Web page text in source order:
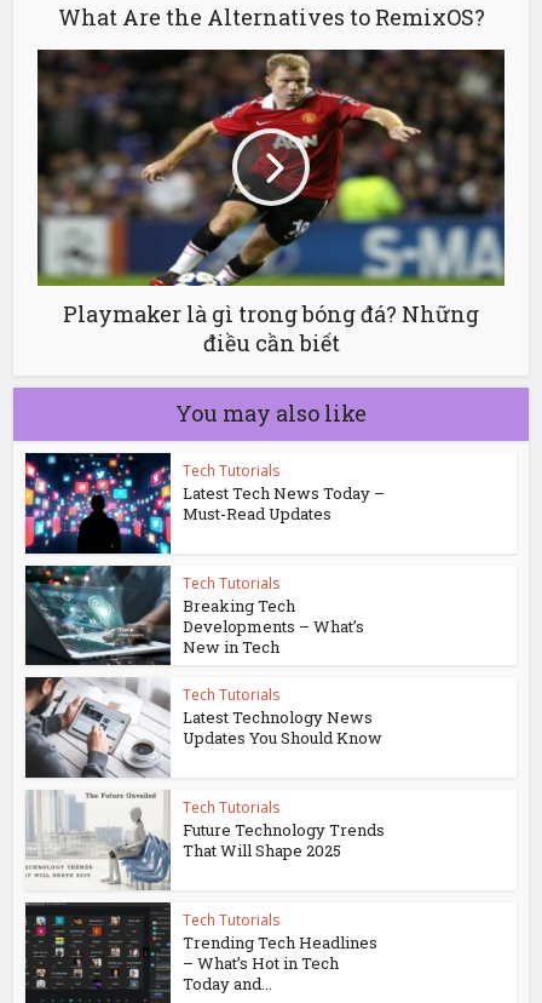
What Are the Alternatives to RemixOS?
Playmaker là gì trong bóng đá? Những
điều cần biết
You may also like
Tech Tutorials
Latest Tech News Today –
Must-Read Updates
Tech Tutorials
Breaking Tech
Developments – What’s
New in Tech
Tech Tutorials
Latest Technology News
Updates You Should Know
Tech Tutorials
Future Technology Trends
That Will Shape 2025
Tech Tutorials
Trending Tech Headlines
– What’s Hot in Tech
Today and...